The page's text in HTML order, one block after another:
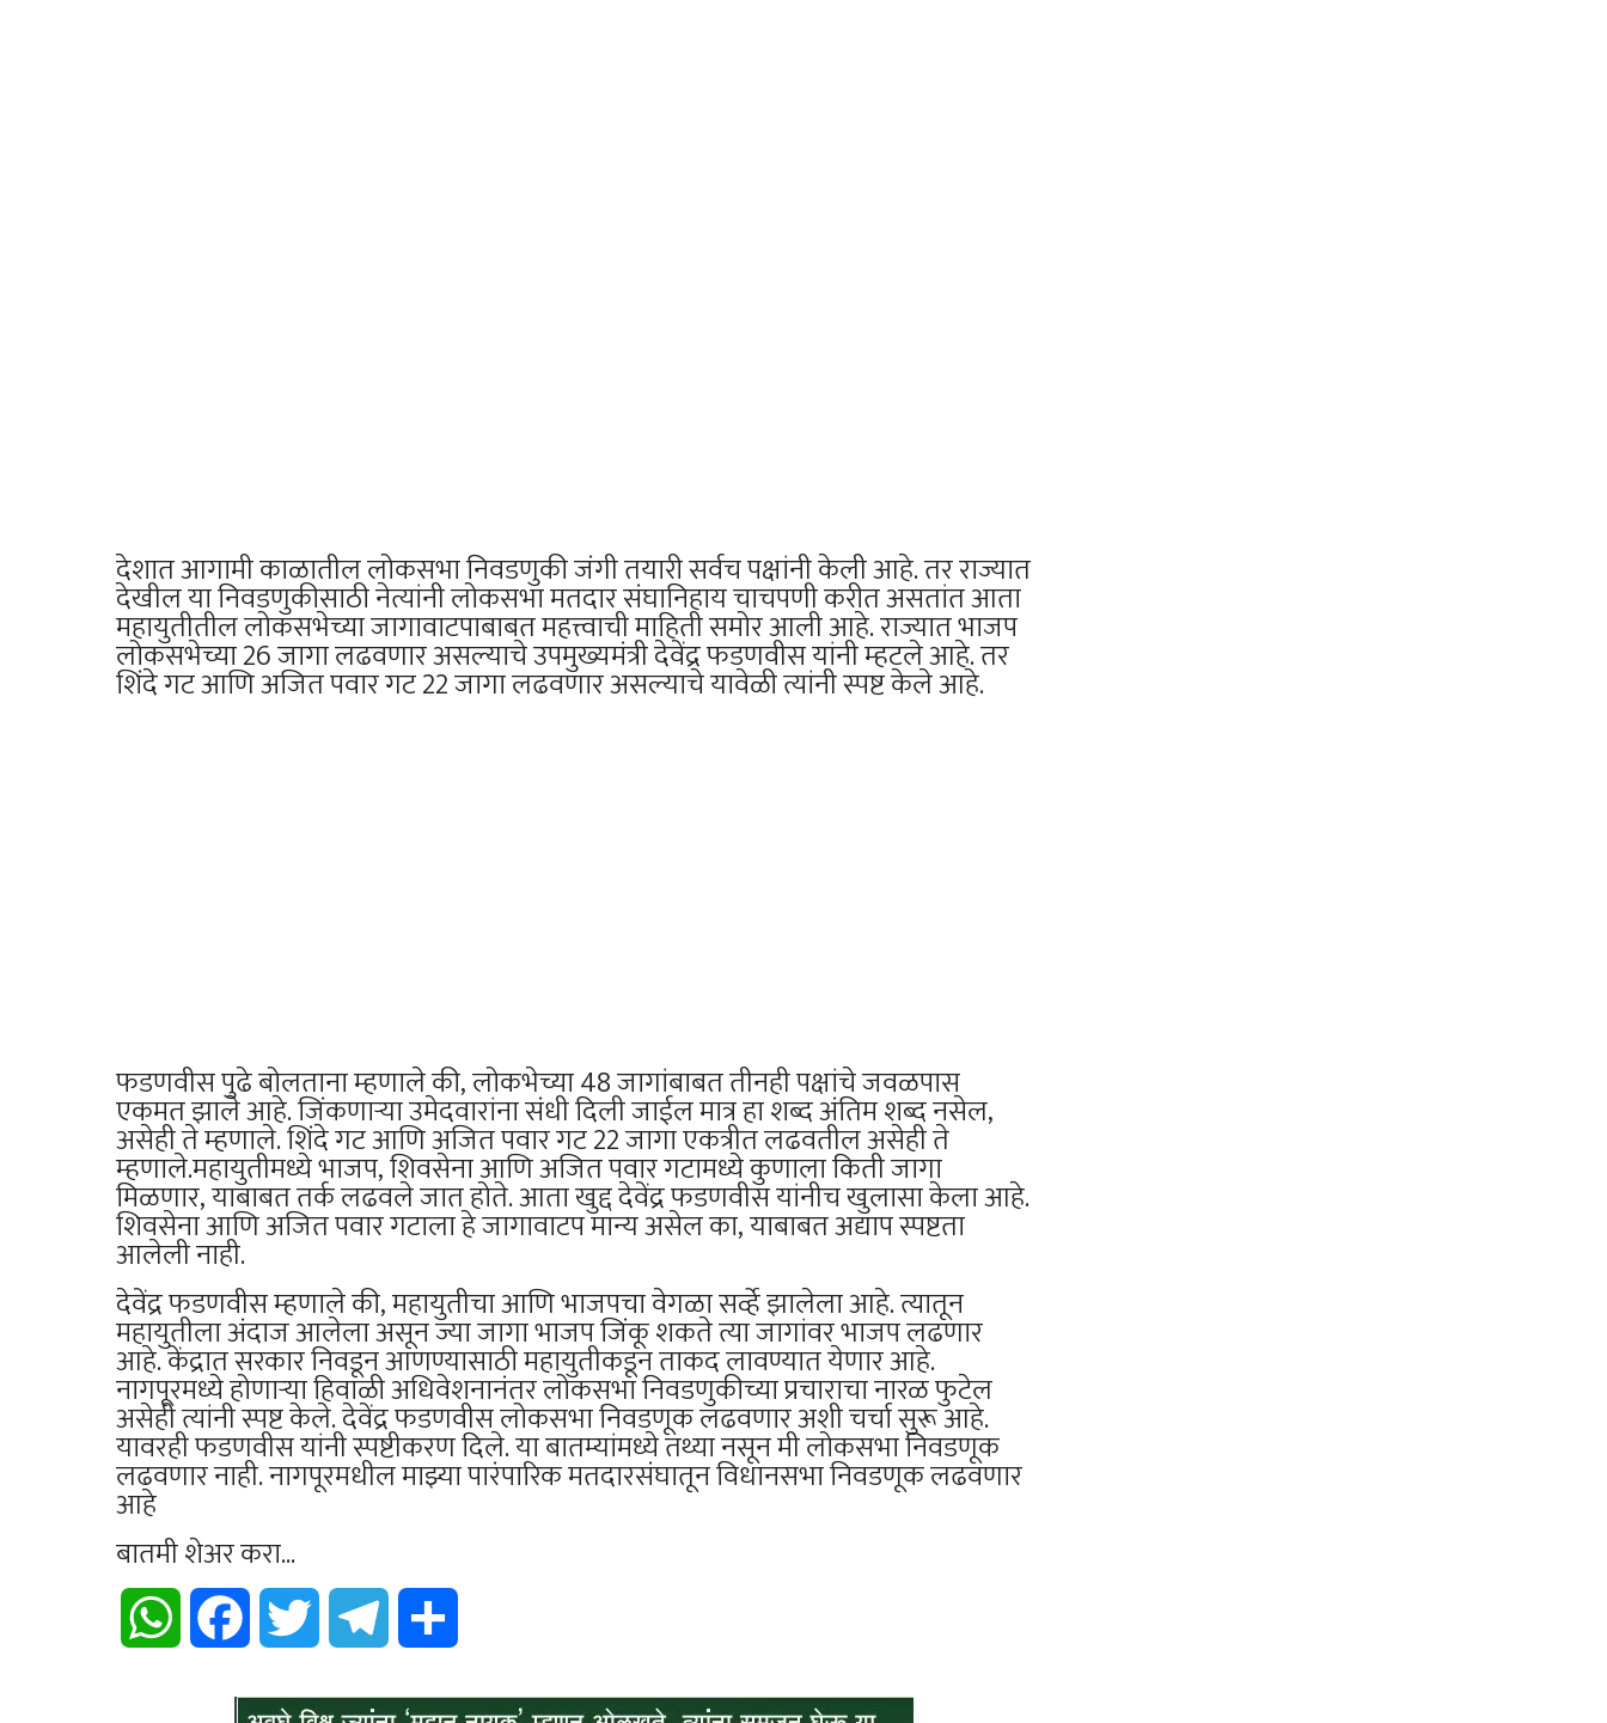
देशात आगामी काळातील लोकसभा निवडणुकी जंगी तयारी सर्वच पक्षांनी केली आहे. तर राज्यात
देखील या निवडणुकीसाठी नेत्यांनी लोकसभा मतदार संघानिहाय चाचपणी करीत असतांत आता
महायुतीतील लोकसभेच्या जागावाटपाबाबत महत्त्वाची माहिती समोर आली आहे. राज्यात भाजप
लोकसभेच्या 26 जागा लढवणार असल्याचे उपमुख्यमंत्री देवेंद्र फडणवीस यांनी म्हटले आहे. तर
शिंदे गट आणि अजित पवार गट 22 जागा लढवणार असल्याचे यावेळी त्यांनी स्पष्ट केले आहे.
फडणवीस पुढे बोलताना म्हणाले की, लोकभेच्या 48 जागांबाबत तीनही पक्षांचे जवळपास
एकमत झाले आहे. जिंकणाऱ्या उमेदवारांना संधी दिली जाईल मात्र हा शब्द अंतिम शब्द नसेल,
असेही ते म्हणाले. शिंदे गट आणि अजित पवार गट 22 जागा एकत्रीत लढवतील असेही ते
म्हणाले.महायुतीमध्ये भाजप, शिवसेना आणि अजित पवार गटामध्ये कुणाला किती जागा
मिळणार, याबाबत तर्क लढवले जात होते. आता खुद्द देवेंद्र फडणवीस यांनीच खुलासा केला आहे.
शिवसेना आणि अजित पवार गटाला हे जागावाटप मान्य असेल का, याबाबत अद्याप स्पष्टता
आलेली नाही.
देवेंद्र फडणवीस म्हणाले की, महायुतीचा आणि भाजपचा वेगळा सर्व्हे झालेला आहे. त्यातून
महायुतीला अंदाज आलेला असून ज्या जागा भाजप जिंकू शकते त्या जागांवर भाजप लढणार
आहे. केंद्रात सरकार निवडून आणण्यासाठी महायुतीकडून ताकद लावण्यात येणार आहे.
नागपूरमध्ये होणाऱ्या हिवाळी अधिवेशनानंतर लोकसभा निवडणुकीच्या प्रचाराचा नारळ फुटेल
असेही त्यांनी स्पष्ट केले. देवेंद्र फडणवीस लोकसभा निवडणूक लढवणार अशी चर्चा सुरू आहे.
यावरही फडणवीस यांनी स्पष्टीकरण दिले. या बातम्यांमध्ये तथ्या नसून मी लोकसभा निवडणूक
लढवणार नाही. नागपूरमधील माझ्या पारंपारिक मतदारसंघातून विधानसभा निवडणूक लढवणार
आहे
बातमी शेअर करा...
WhatsApp Facebook Twitter Telegram